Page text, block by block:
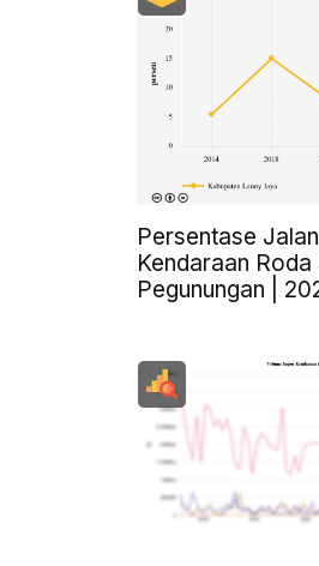
Persentase
Kendaraan
Pegunungan |